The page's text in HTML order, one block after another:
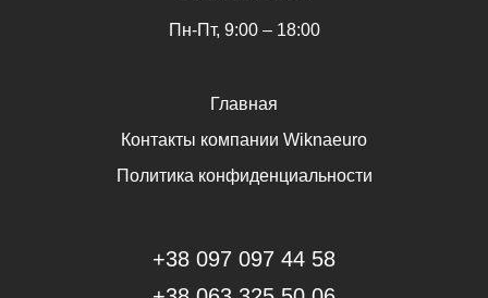
Пн-Пт, 9:00 – 18:00
Главная
Контакты компании Wiknaeuro
Политика конфиденциальности
+38 097 097 44 58